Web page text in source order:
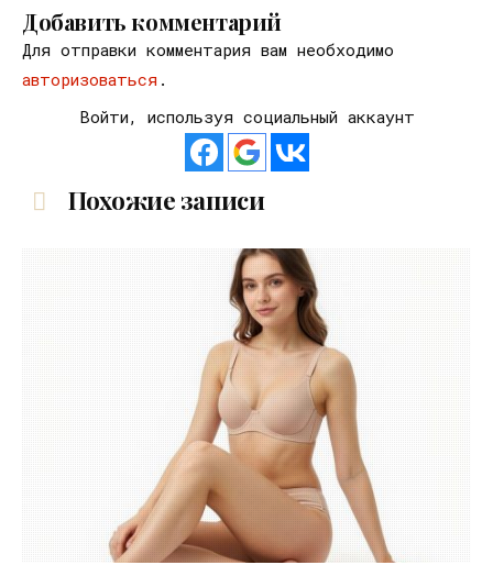
Добавить комментарий
Для отправки комментария вам необходимо
авторизоваться .
Войти, используя социальный аккаунт
Похожие записи